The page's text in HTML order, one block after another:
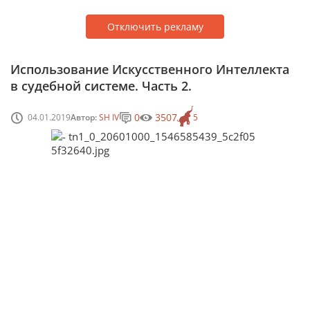
Отключить рекламу
Использование Искусственного Интеллекта
в судебной системе. Часть 2.
04.01.2019Автор:SH IV 5
0 3507